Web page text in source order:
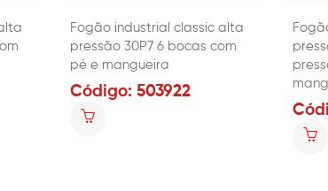
Fogão industrial classic alta
pressão 30P7 6 bocas com
pé e mangueira
Código: 503922